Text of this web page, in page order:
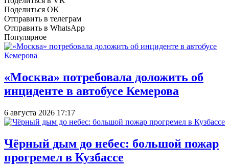
Поделиться OK
Отправить в телеграм
Отправить в WhatsApp
Популярное
«Москва» потребовала доложить об
инциденте в автобусе Кемерова
6 августа 2026 17:17
Чёрный дым до небес: большой пожар
прогремел в Кузбассе